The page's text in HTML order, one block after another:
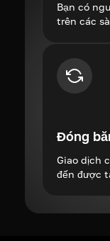
Bạn có
trên các
Đóng
Giao dịch
đến được